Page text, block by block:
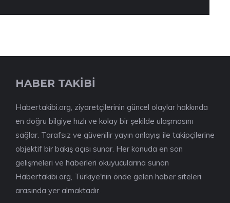
HABER TAKİBİ
Habertakibi.org, ziyaretçilerinin güncel olaylar hakkında
en doğru bilgiye hızlı ve kolay bir şekilde ulaşmasını
sağlar. Tarafsız ve güvenilir yayın anlayışı ile takipçilerine
objektif bir bakış açısı sunar. Her konuda en son
gelişmeleri ve haberleri okuyucularına sunan
Habertakibi.org, Türkiye'nin önde gelen haber siteleri
arasında yer almaktadır.